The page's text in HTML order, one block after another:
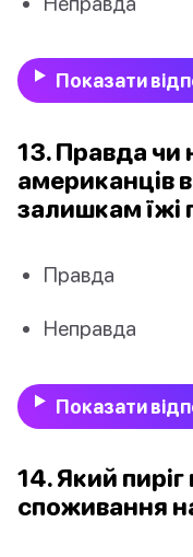
Показати
13. Правда чи
американців
залишкам їжі
Правда
Неправда
Показати
14. Який
споживання